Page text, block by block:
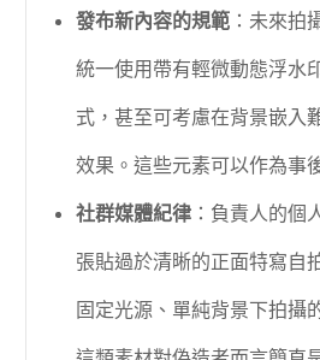
發布新內容的規範 ：未來拍
統一使用帶有輕微動態浮水
式，甚至可考慮在背景嵌入
效果。這些元素可以作為事
社群媒體紀律 ：負責人的個
張貼過於清晰的正面特寫自
固定光源、單純背景下拍